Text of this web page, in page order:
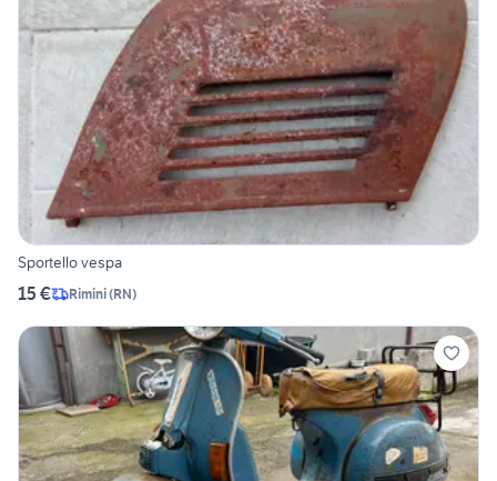
Sportello vespa
15 € Rimini(RN)